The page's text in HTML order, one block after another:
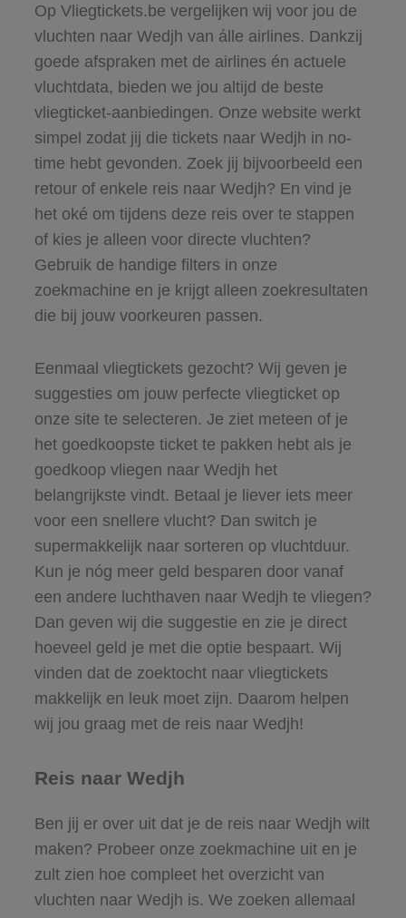
Op Vliegtickets.be vergelijken wij voor jou de
vluchten naar Wedjh van álle airlines. Dankzij
goede afspraken met de airlines én actuele
vluchtdata, bieden we jou altijd de beste
vliegticket-aanbiedingen. Onze website werkt
simpel zodat jij die tickets naar Wedjh in no-
time hebt gevonden. Zoek jij bijvoorbeeld een
retour of enkele reis naar Wedjh? En vind je
het oké om tijdens deze reis over te stappen
of kies je alleen voor directe vluchten?
Gebruik de handige filters in onze
zoekmachine en je krijgt alleen zoekresultaten
die bij jouw voorkeuren passen.
Eenmaal vliegtickets gezocht? Wij geven je
suggesties om jouw perfecte vliegticket op
onze site te selecteren. Je ziet meteen of je
het goedkoopste ticket te pakken hebt als je
goedkoop vliegen naar Wedjh het
belangrijkste vindt. Betaal je liever iets meer
voor een snellere vlucht? Dan switch je
supermakkelijk naar sorteren op vluchtduur.
Kun je nóg meer geld besparen door vanaf
een andere luchthaven naar Wedjh te vliegen?
Dan geven wij die suggestie en zie je direct
hoeveel geld je met die optie bespaart. Wij
vinden dat de zoektocht naar vliegtickets
makkelijk en leuk moet zijn. Daarom helpen
wij jou graag met de reis naar Wedjh!
Reis naar Wedjh
Ben jij er over uit dat je de reis naar Wedjh wilt
maken? Probeer onze zoekmachine uit en je
zult zien hoe compleet het overzicht van
vluchten naar Wedjh is. We zoeken allemaal